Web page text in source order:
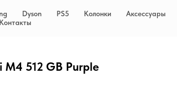
Dyson PS5 Колонки Аксессуары
Контакты
M4 512 GB Purple